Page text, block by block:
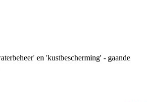
en 'kustbescherming' - gaande